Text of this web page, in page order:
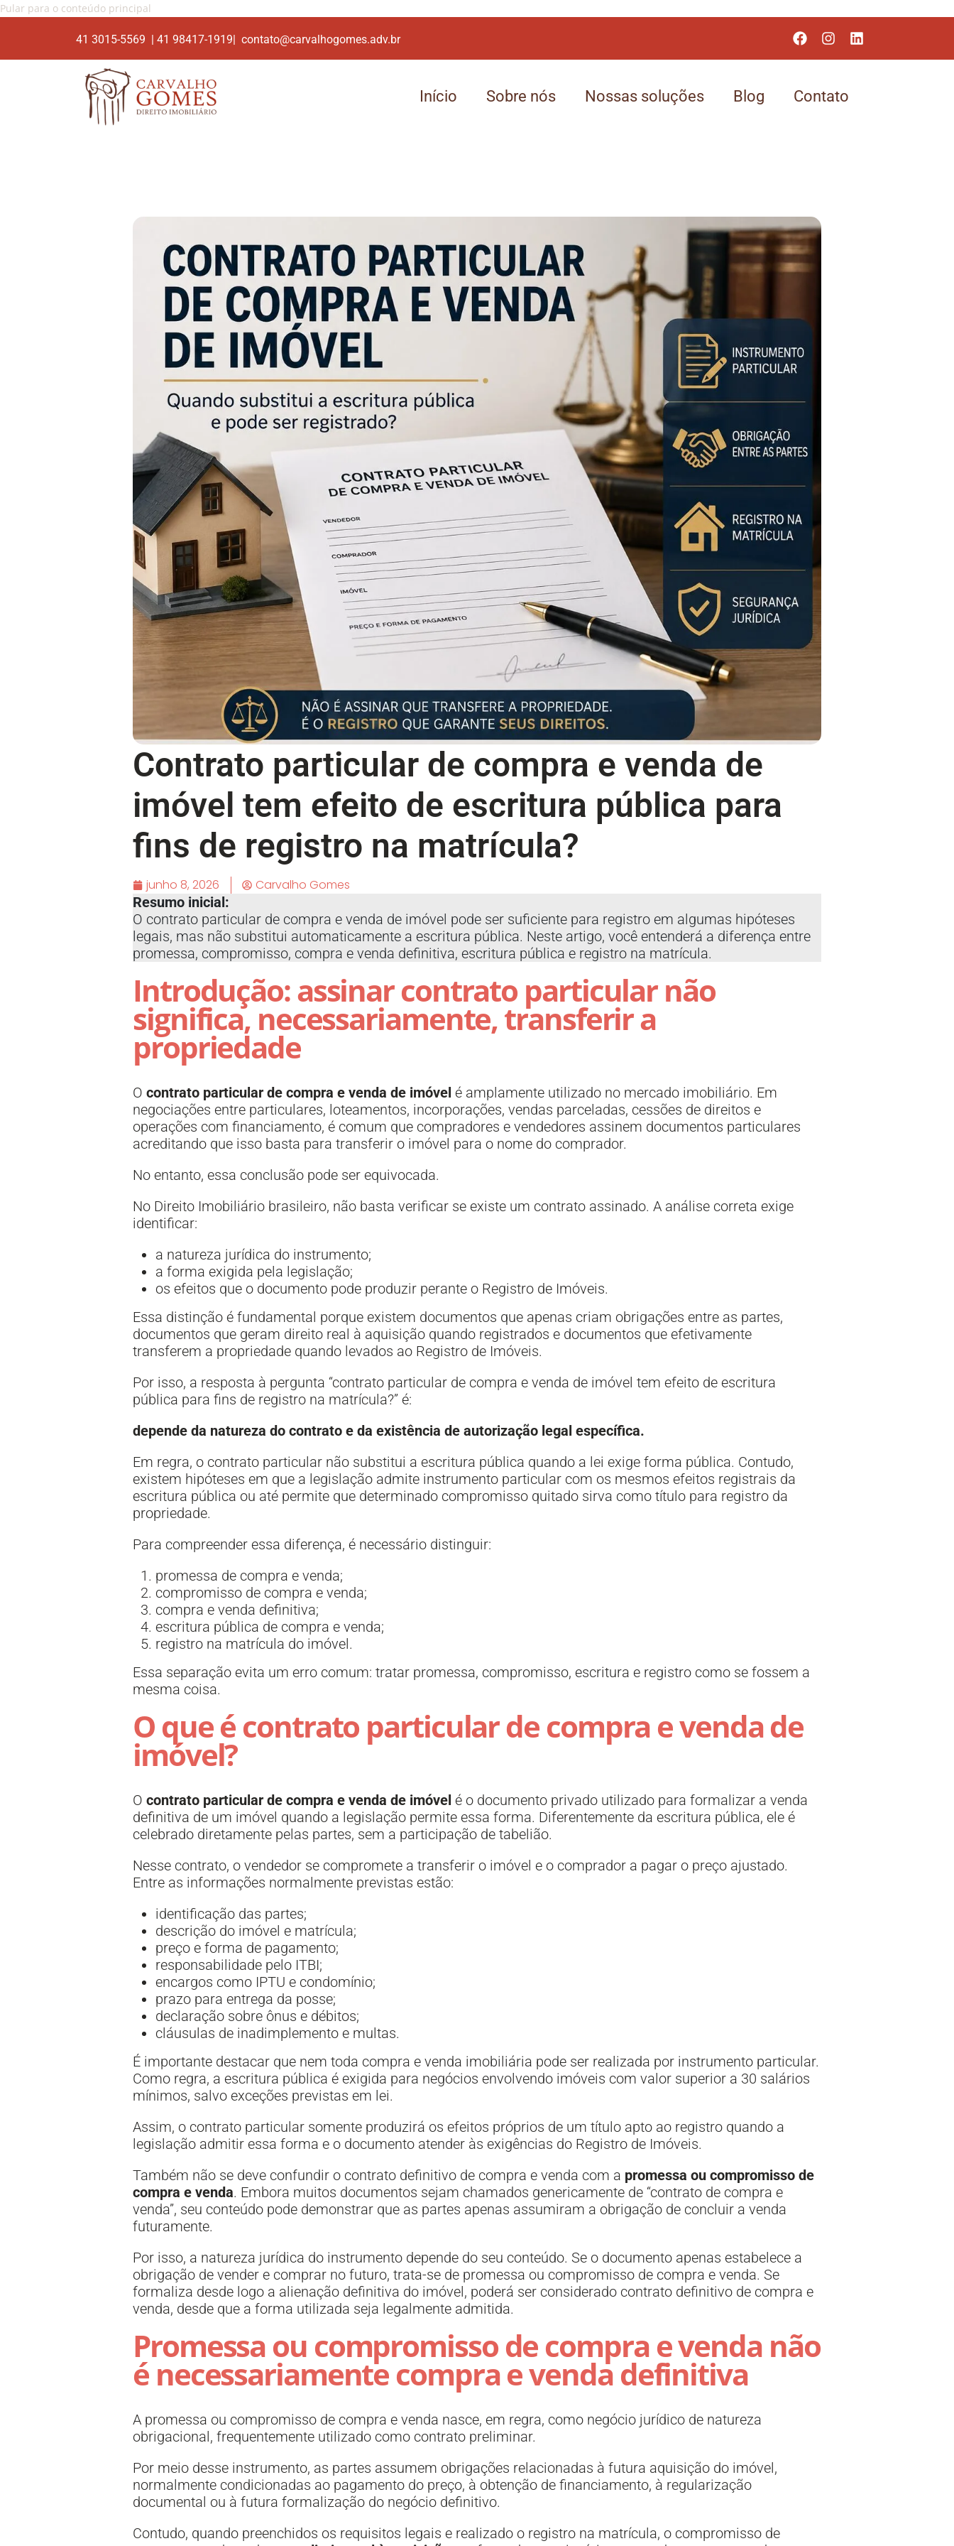
Pular para o conteúdo principal
41 3015-5569 | 41 98417-1919| contato@carvalhogomes.adv.br
Início Sobre nós Nossas soluções Blog Contato
Contrato particular de compra e venda de
imóvel tem efeito de escritura pública para
fins de registro na matrícula?
junho 8, 2026 Carvalho Gomes
Resumo inicial:
O contrato particular de compra e venda de imóvel pode ser suficiente para registro em algumas hipóteses
legais, mas não substitui automaticamente a escritura pública. Neste artigo, você entenderá a diferença entre
promessa, compromisso, compra e venda definitiva, escritura pública e registro na matrícula.
Introdução: assinar contrato particular não
significa, necessariamente, transferir a
propriedade
O contrato particular de compra e venda de imóvel é amplamente utilizado no mercado imobiliário. Em
negociações entre particulares, loteamentos, incorporações, vendas parceladas, cessões de direitos e
operações com financiamento, é comum que compradores e vendedores assinem documentos particulares
acreditando que isso basta para transferir o imóvel para o nome do comprador.
No entanto, essa conclusão pode ser equivocada.
No Direito Imobiliário brasileiro, não basta verificar se existe um contrato assinado. A análise correta exige
identificar:
a natureza jurídica do instrumento;
a forma exigida pela legislação;
os efeitos que o documento pode produzir perante o Registro de Imóveis.
Essa distinção é fundamental porque existem documentos que apenas criam obrigações entre as partes,
documentos que geram direito real à aquisição quando registrados e documentos que efetivamente
transferem a propriedade quando levados ao Registro de Imóveis.
Por isso, a resposta à pergunta “contrato particular de compra e venda de imóvel tem efeito de escritura
pública para fins de registro na matrícula?” é:
depende da natureza do contrato e da existência de autorização legal específica.
Em regra, o contrato particular não substitui a escritura pública quando a lei exige forma pública. Contudo,
existem hipóteses em que a legislação admite instrumento particular com os mesmos efeitos registrais da
escritura pública ou até permite que determinado compromisso quitado sirva como título para registro da
propriedade.
Para compreender essa diferença, é necessário distinguir:
promessa de compra e venda;
compromisso de compra e venda;
compra e venda definitiva;
escritura pública de compra e venda;
registro na matrícula do imóvel.
Essa separação evita um erro comum: tratar promessa, compromisso, escritura e registro como se fossem a
mesma coisa.
O que é contrato particular de compra e venda de
imóvel?
O contrato particular de compra e venda de imóvel é o documento privado utilizado para formalizar a venda
definitiva de um imóvel quando a legislação permite essa forma. Diferentemente da escritura pública, ele é
celebrado diretamente pelas partes, sem a participação de tabelião.
Nesse contrato, o vendedor se compromete a transferir o imóvel e o comprador a pagar o preço ajustado.
Entre as informações normalmente previstas estão:
identificação das partes;
descrição do imóvel e matrícula;
preço e forma de pagamento;
responsabilidade pelo ITBI;
encargos como IPTU e condomínio;
prazo para entrega da posse;
declaração sobre ônus e débitos;
cláusulas de inadimplemento e multas.
É importante destacar que nem toda compra e venda imobiliária pode ser realizada por instrumento particular.
Como regra, a escritura pública é exigida para negócios envolvendo imóveis com valor superior a 30 salários
mínimos, salvo exceções previstas em lei.
Assim, o contrato particular somente produzirá os efeitos próprios de um título apto ao registro quando a
legislação admitir essa forma e o documento atender às exigências do Registro de Imóveis.
Também não se deve confundir o contrato definitivo de compra e venda com a promessa ou compromisso de
compra e venda. Embora muitos documentos sejam chamados genericamente de “contrato de compra e
venda”, seu conteúdo pode demonstrar que as partes apenas assumiram a obrigação de concluir a venda
futuramente.
Por isso, a natureza jurídica do instrumento depende do seu conteúdo. Se o documento apenas estabelece a
obrigação de vender e comprar no futuro, trata-se de promessa ou compromisso de compra e venda. Se
formaliza desde logo a alienação definitiva do imóvel, poderá ser considerado contrato definitivo de compra e
venda, desde que a forma utilizada seja legalmente admitida.
Promessa ou compromisso de compra e venda não
é necessariamente compra e venda definitiva
A promessa ou compromisso de compra e venda nasce, em regra, como negócio jurídico de natureza
obrigacional, frequentemente utilizado como contrato preliminar.
Por meio desse instrumento, as partes assumem obrigações relacionadas à futura aquisição do imóvel,
normalmente condicionadas ao pagamento do preço, à obtenção de financiamento, à regularização
documental ou à futura formalização do negócio definitivo.
Contudo, quando preenchidos os requisitos legais e realizado o registro na matrícula, o compromisso de